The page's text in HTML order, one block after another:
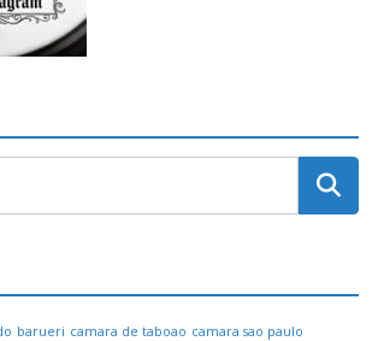
barueri camara de taboao camara sao paulo